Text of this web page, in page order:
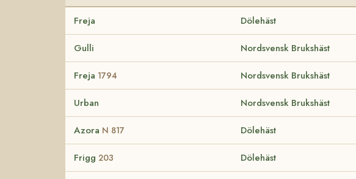
Freja Dölehäst
Gulli Nordsvensk Brukshäst
Freja 1794 Nordsvensk Brukshäst
Urban Nordsvensk Brukshäst
Azora N 817 Dölehäst
Frigg 203 Dölehäst